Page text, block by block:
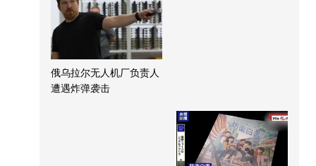
俄乌拉尔无人机厂负责人
遭遇炸弹袭击